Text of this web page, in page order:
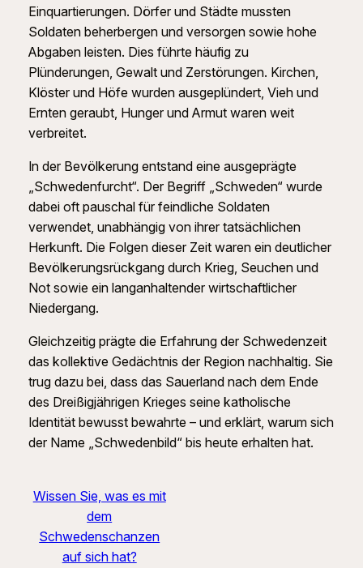
Einquartierungen. Dörfer und Städte mussten
Soldaten beherbergen und versorgen sowie hohe
Abgaben leisten. Dies führte häufig zu
Plünderungen, Gewalt und Zerstörungen. Kirchen,
Klöster und Höfe wurden ausgeplündert, Vieh und
Ernten geraubt, Hunger und Armut waren weit
verbreitet.
In der Bevölkerung entstand eine ausgeprägte
„Schwedenfurcht“. Der Begriff „Schweden“ wurde
dabei oft pauschal für feindliche Soldaten
verwendet, unabhängig von ihrer tatsächlichen
Herkunft. Die Folgen dieser Zeit waren ein deutlicher
Bevölkerungsrückgang durch Krieg, Seuchen und
Not sowie ein langanhaltender wirtschaftlicher
Niedergang.
Gleichzeitig prägte die Erfahrung der Schwedenzeit
das kollektive Gedächtnis der Region nachhaltig. Sie
trug dazu bei, dass das Sauerland nach dem Ende
des Dreißigjährigen Krieges seine katholische
Identität bewusst bewahrte – und erklärt, warum sich
der Name „Schwedenbild“ bis heute erhalten hat.
Wissen Sie, was es mit
dem
Schwedenschanzen
auf sich hat?